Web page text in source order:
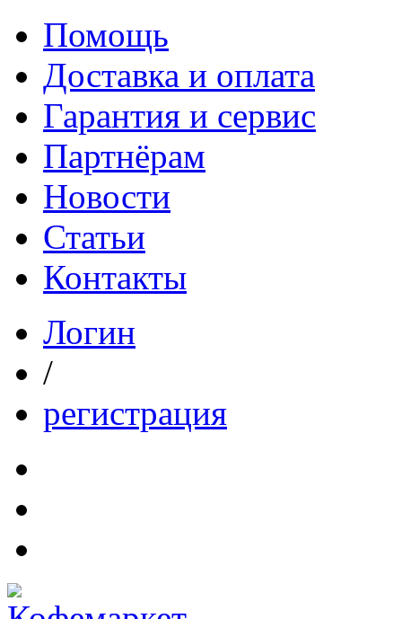
Помощь
Доставка и оплата
Гарантия и сервис
Партнёрам
Новости
Статьи
Контакты
Логин
/
регистрация